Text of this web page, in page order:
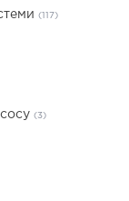
(117)
(3)